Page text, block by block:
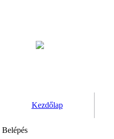
Kezdőlap
Belépés